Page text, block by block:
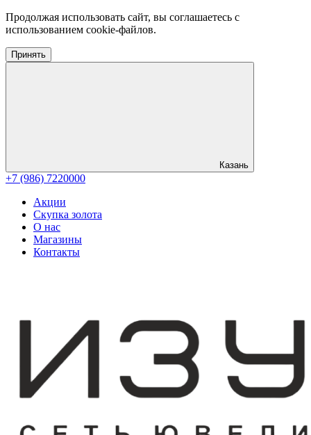
Продолжая использовать сайт, вы соглашаетесь с
использованием cookie-файлов.
Принять
Казань
+7 (986) 7220000
Акции
Скупка золота
О нас
Магазины
Контакты